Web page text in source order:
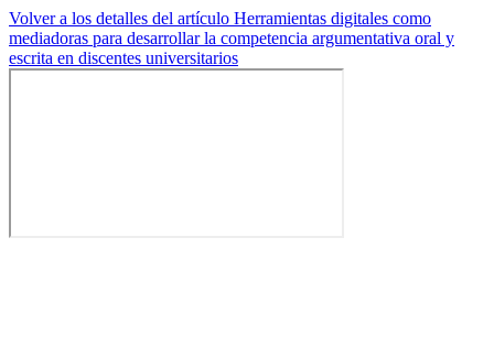
Volver a los detalles del artículo Herramientas digitales como
mediadoras para desarrollar la competencia argumentativa oral y
escrita en discentes universitarios